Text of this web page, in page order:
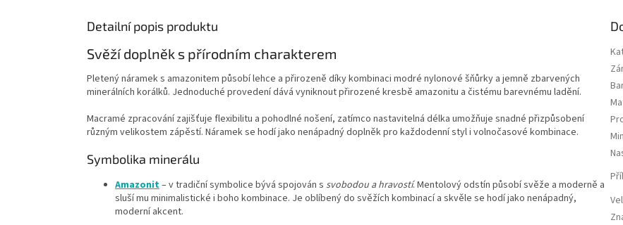
Detailní popis produktu
Svěží doplněk s přírodním charakterem
Pletený náramek s amazonitem působí lehce a přirozeně díky kombinaci modré nylonové šňůrky a jemně zbarvených
minerálních korálků. Jednoduché provedení dává vyniknout přirozené kresbě amazonitu a čistému barevnému ladění.
Macramé zpracování zajišťuje flexibilitu a pohodlné nošení, zatímco nastavitelná délka umožňuje snadné přizpůsobení
různým velikostem zápěstí. Náramek se hodí jako nenápadný doplněk pro každodenní styl i volnočasové kombinace.
Symbolika minerálu
Amazonit– v tradiční symbolice bývá spojován s svobodou a hravostí. Mentolový odstín působí svěže a moderně a
sluší mu minimalistické i boho kombinace. Je oblíbený do svěžích kombinací a skvěle se hodí jako nenápadný,
moderní akcent.